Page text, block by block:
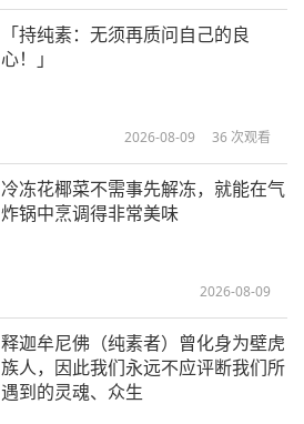
纯素油炸蘑菇卷和纯素椰奶金瓜汤
饼干配纯素抹酱、酸甜小黄瓜，炸海
悠乐（越南）美味纯素粥和纯素香蕉
布丁（二集之一）
「持纯素：无须再质问自己的良
心！」
2026-08-09 36 次观看
冷冻花椰菜不需事先解冻，就能在气
炸锅中烹调得非常美味
2026-08-09
释迦牟尼佛（纯素者）曾化身为壁虎
族人，因此我们永远不应评断我们所
遇到的灵魂、众生